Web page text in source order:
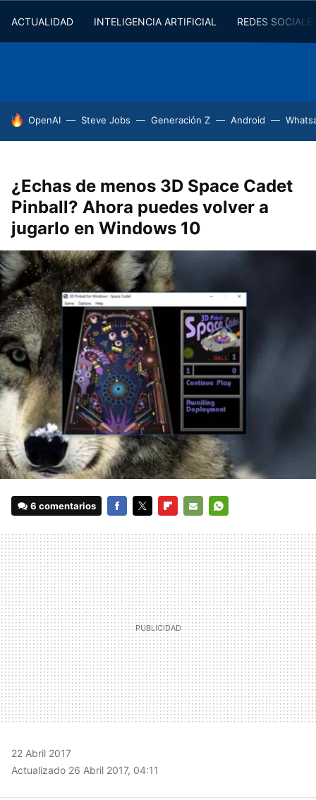
ACTUALIDAD INTELIGENCIA ARTIFICIAL REDES
HOY SE HABLA DE
OpenAI Steve Jobs Generación Z Android
¿Echas de menos 3D Space Cadet
Pinball? Ahora puedes volver a
jugarlo en Windows 10
6 comentarios
MAIL
22 Abril 2017
Actualizado 26 Abril 2017, 04:11